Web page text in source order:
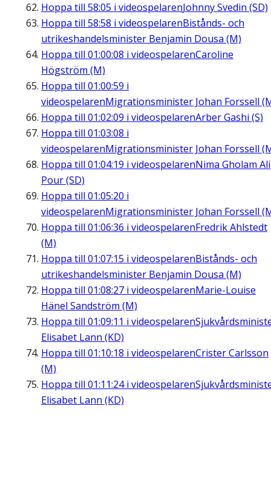
Hoppa till 58:05 i videospelarenJohnny Svedin (SD)
Hoppa till 58:58 i videospelarenBistånds- och
utrikeshandelsminister Benjamin Dousa (M)
Hoppa till 01:00:08 i videospelarenCaroline
Högström (M)
Hoppa till 01:00:59 i
videospelarenMigrationsminister Johan Forssell
Hoppa till 01:02:09 i videospelarenArber Gashi (S)
Hoppa till 01:03:08 i
videospelarenMigrationsminister Johan Forssell
Hoppa till 01:04:19 i videospelarenNima Gholam Ali
Pour (SD)
Hoppa till 01:05:20 i
videospelarenMigrationsminister Johan Forssell
Hoppa till 01:06:36 i videospelarenFredrik Ahlstedt
(M)
Hoppa till 01:07:15 i videospelarenBistånds- och
utrikeshandelsminister Benjamin Dousa (M)
Hoppa till 01:08:27 i videospelarenMarie-Louise
Hänel Sandström (M)
Hoppa till 01:09:11 i videospelaren
Elisabet Lann (KD)
Hoppa till 01:10:18 i videospelarenCrister Carlsson
(M)
Hoppa till 01:11:24i videospelaren
Elisabet Lann (KD)